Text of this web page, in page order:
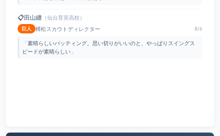
📋田山纏 （仙台育英高校）
巨人 榑松スカウトディレクター 8/6
「素晴らしいバッティング。思い切りがいいのと、やっぱりスイングス
ピードが素晴らしい 」